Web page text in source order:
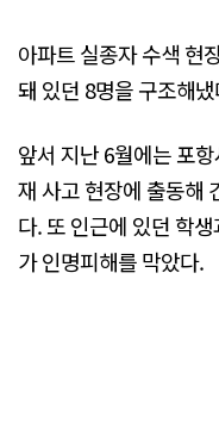
아파트 실종자 수색 현
돼 있던 8명을 구조해
앞서 지난 6월에는 포
재 사고 현장에 출동해
다. 또 인근에 있던 학
가 인명피해를 막았다.